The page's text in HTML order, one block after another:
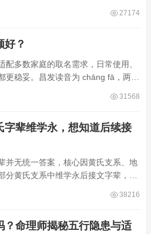
静心的基础特质。睡前思绪繁杂、
27174
好？
多数家庭的取名需求，日常使用、
更稳妥。昌发读音为 chāng fā，两个
义为兴盛、繁茂，发字核心指向发
31568
字辈维学永，想知道后续接
并无统一答案，核心因黄氏支系、地
分黄氏支系中维学永后接文字辈，完
池一带的黄氏族谱里能明确查到，
38216
？命理师揭秘五行隐患与适